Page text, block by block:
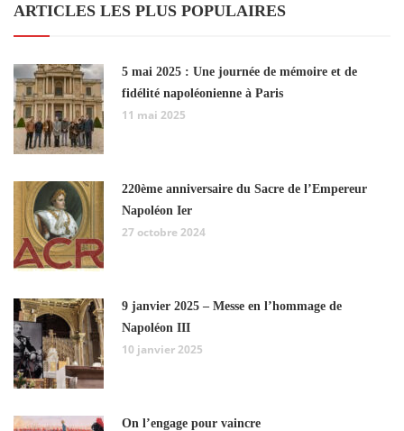
ARTICLES LES PLUS POPULAIRES
5 mai 2025 : Une journée de mémoire et de
fidélité napoléonienne à Paris
11 mai 2025
220ème anniversaire du Sacre de l’Empereur
Napoléon Ier
27 octobre 2024
9 janvier 2025 – Messe en l’hommage de
Napoléon III
10 janvier 2025
On l’engage pour vaincre